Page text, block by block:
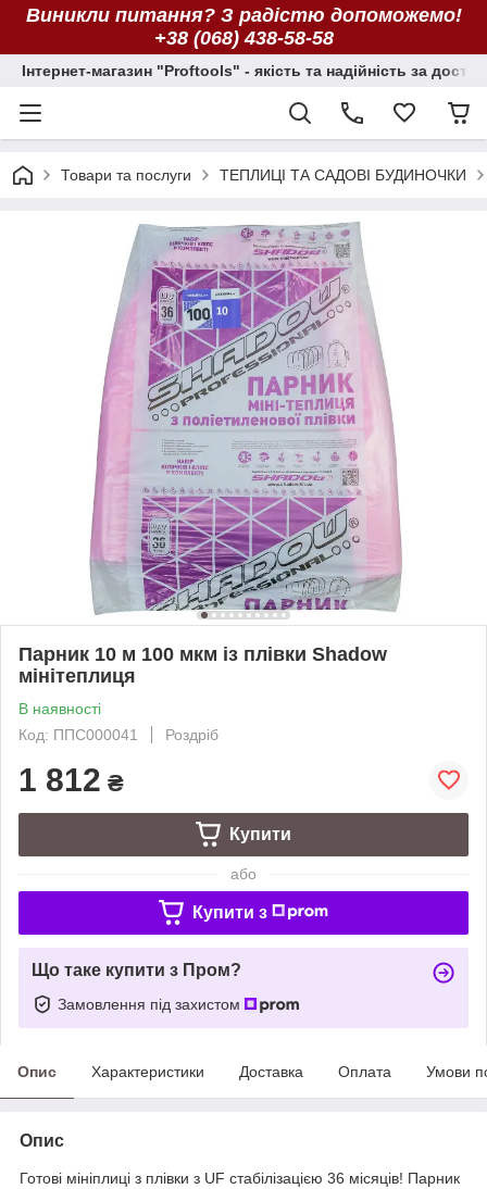
Виникли питання? З радістю допоможемо!
+38 (068) 438-58-58
Інтернет-магазин "Proftools" - якість та надійність за
Товари та послуги ТЕПЛИЦІ ТА САДОВІ БУДИНОЧКИ
Парник 10 м 100 мкм із плівки Shadow
мінітеплиця
В наявності
Код: ППС000041
Роздріб
1 812 ₴
Купити
або
Купити з
Що таке купити з Пром?
Замовлення під захистом
Опис Характеристики Доставка Оплата Умови
Опис
Готові мініплиці з плівки з UF стабілізацією 36 місяців! Парник